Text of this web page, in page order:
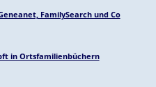
FamilySearch und Co
in Ortsfamilienbüchern